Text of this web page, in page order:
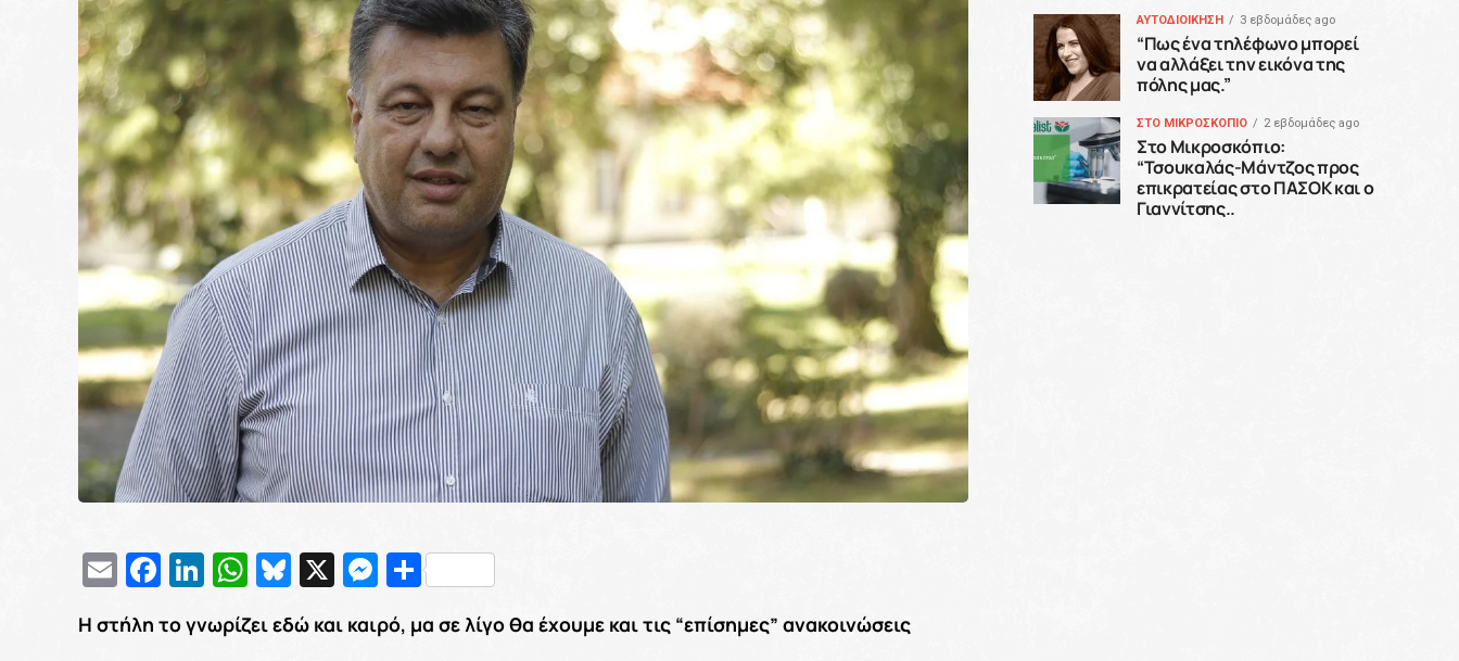
EmailFacebook
LinkedIn
WhatsApp
Bluesky
X Messenger
Μοιραστείτε
Η στήλη το γνωρίζει εδώ και καιρό, μα σε λίγο θα έχουμε και τις “επίσημες” ανακοινώσεις
ΑΥΤΟΔΙΟΙΚΗΣΗ 3 εβδομάδες ago
“Πως ένα τηλέφωνο μπορεί
να αλλάξει την εικόνα της
πόλης μας.”
ΣΤΟ ΜΙΚΡΟΣΚΟΠΙΟ 2 εβδομάδες ago
Στο Μικροσκόπιο:
“Τσουκαλάς-Μάντζος προς
επικρατείας στο ΠΑΣΟΚ και ο
Γιαννίτσης..